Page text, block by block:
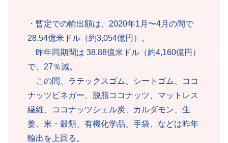
・暫定での輸出額は、2020年1月〜4月の間で
28.54億米ドル（約3,054億円）。
昨年同期間は 38.88億米ドル（約4,160億円）
で、27％減。
この間、ラテックスゴム、シートゴム、ココ
ナッツビネガー、脱脂ココナッツ、マットレス
繊維、ココナッツシェル炭、カルダモン、生
姜、米・穀類、有機化学品、手袋、などは昨年
輸出を上回る。